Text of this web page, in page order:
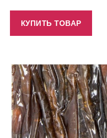
КУПИТЬ ТОВАР